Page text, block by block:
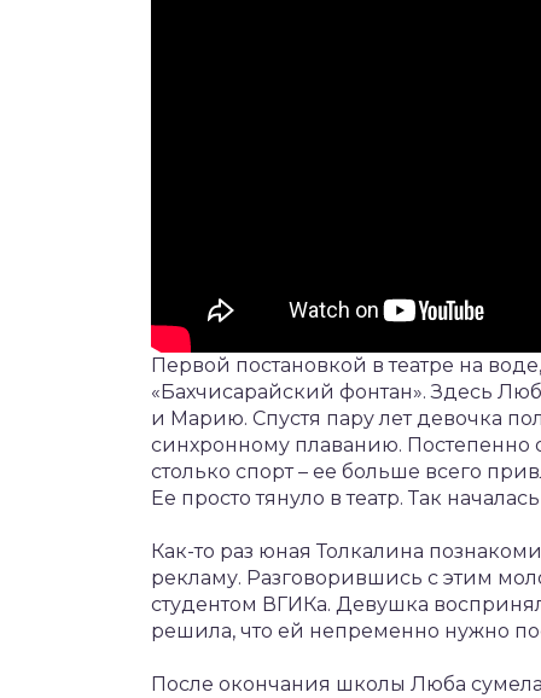
Первой постановкой в театре на
«Бахчисарайский фонтан». Здесь
и Марию. Спустя пару лет девочка
синхронному плаванию. Постепенно
столько спорт – ее больше всего
Ее просто тянуло в театр. Так
Как-то раз юная Толкалина
рекламу. Разговорившись с этим
студентом ВГИКа. Девушка
решила, что ей непременно нужно
После окончания школы Люба